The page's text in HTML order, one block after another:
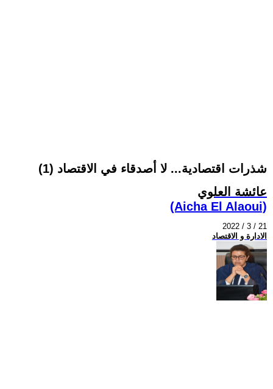
شذرات اقتصادية... لا أصدقاء في الاقتصاد (1)
عائشة العلوي
(Aicha El Alaoui)
2022 / 3 / 21
الادارة و الاقتصاد